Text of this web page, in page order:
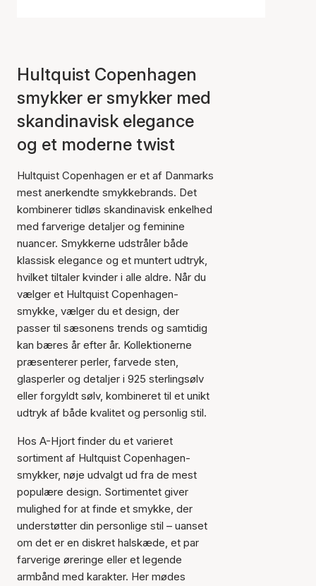
Hultquist Copenhagen
smykker er smykker med
skandinavisk elegance
og et moderne twist
Hultquist Copenhagen er et af Danmarks
mest anerkendte smykkebrands. Det
kombinerer tidløs skandinavisk enkelhed
med farverige detaljer og feminine
nuancer. Smykkerne udstråler både
klassisk elegance og et muntert udtryk,
hvilket tiltaler kvinder i alle aldre. Når du
vælger et Hultquist Copenhagen-
smykke, vælger du et design, der
passer til sæsonens trends og samtidig
kan bæres år efter år. Kollektionerne
præsenterer perler, farvede sten,
glasperler og detaljer i 925 sterlingsølv
eller forgyldt sølv, kombineret til et unikt
udtryk af både kvalitet og personlig stil.
Hos A-Hjort finder du et varieret
sortiment af Hultquist Copenhagen-
smykker, nøje udvalgt ud fra de mest
populære design. Sortimentet giver
mulighed for at finde et smykke, der
understøtter din personlige stil – uanset
om det er en diskret halskæde, et par
farverige øreringe eller et legende
armbånd med karakter. Her mødes